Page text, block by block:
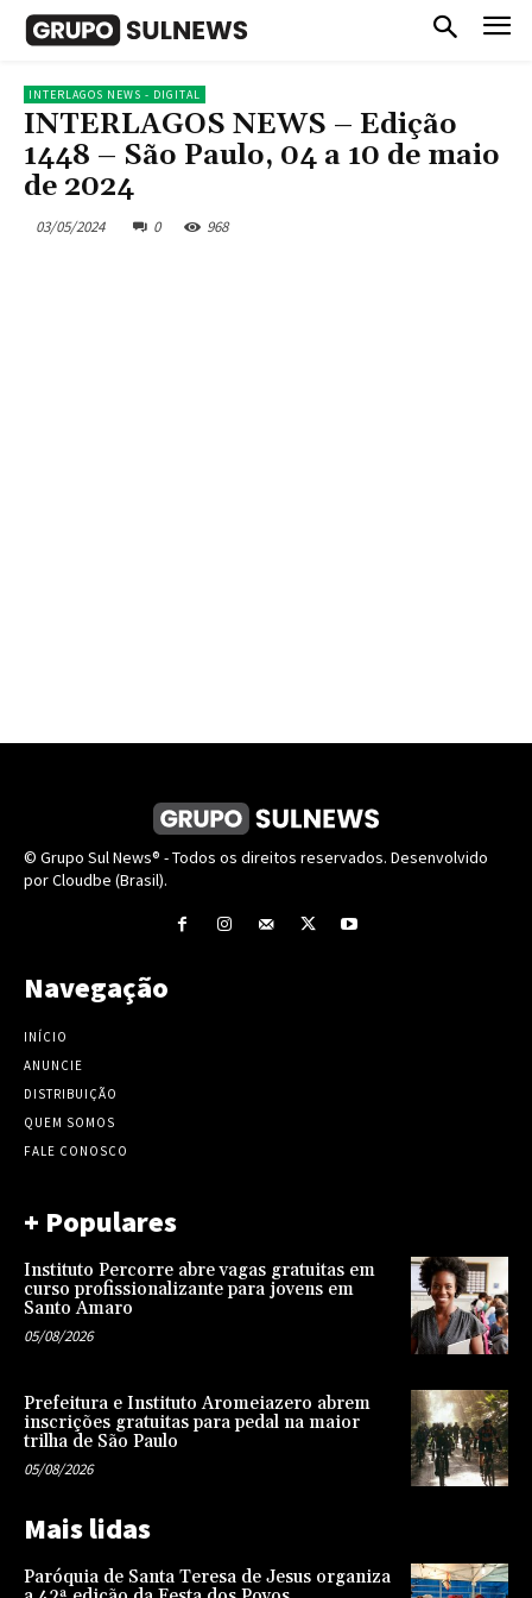
INTERLAGOS NEWS - DIGITAL
INTERLAGOS NEWS – Edição
1448 – São Paulo, 04 a 10 de maio
de 2024
03/05/2024 0 968
© Grupo Sul News® - Todos os direitos reservados. Desenvolvido
por Cloudbe (Brasil).
Navegação
INÍCIO
ANUNCIE
DISTRIBUIÇÃO
QUEM SOMOS
FALE CONOSCO
+ Populares
Instituto Percorre abre vagas gratuitas em
curso profissionalizante para jovens em
Santo Amaro
05/08/2026
Prefeitura e Instituto Aromeiazero abrem
inscrições gratuitas para pedal na maior
trilha de São Paulo
05/08/2026
Mais lidas
Paróquia de Santa Teresa de Jesus organiza